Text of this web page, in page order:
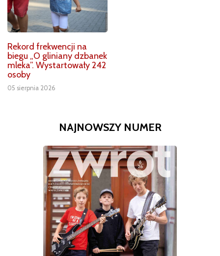
Rekord frekwencji na
biegu „O gliniany dzbanek
mleka”. Wystartowały 242
osoby
05 sierpnia 2026
NAJNOWSZY NUMER